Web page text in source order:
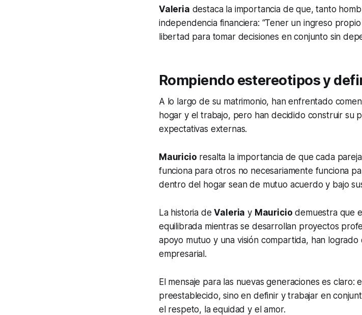
Valeria destaca la importancia de que, tanto
independencia financiera: “Tener un ingreso
libertad para tomar decisiones en conjunto sin
Rompiendo estereotipos y
A lo largo de su matrimonio, han enfrentado
hogar y el trabajo, pero han decidido construir su
expectativas externas.
Mauricio resalta la importancia de que cada
funciona para otros no necesariamente funciona
dentro del hogar sean de mutuo acuerdo y bajo
La historia deValeria y Mauricio demuestra que
equilibrada mientras se desarrollan proyectos
apoyo mutuo y una visión compartida, han
empresarial.
El mensaje para las nuevas generaciones es
preestablecido, sino en definir y trabajar en
el respeto, la equidad y el amor.